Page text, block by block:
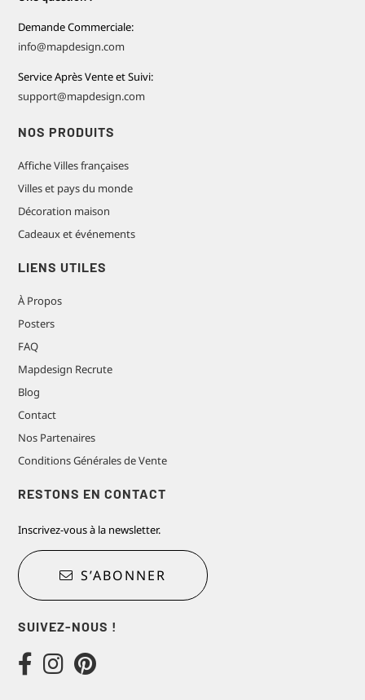
Demande Commerciale:
info@mapdesign.com
Service Après Vente et Suivi:
support@mapdesign.com
NOS PRODUITS
Affiche Villes françaises
Villes et pays du monde
Décoration maison
Cadeaux et événements
LIENS UTILES
À Propos
Posters
FAQ
Mapdesign Recrute
Blog
Contact
Nos Partenaires
Conditions Générales de Vente
RESTONS EN CONTACT
Inscrivez-vous à la newsletter.
S’ABONNER
SUIVEZ-NOUS !